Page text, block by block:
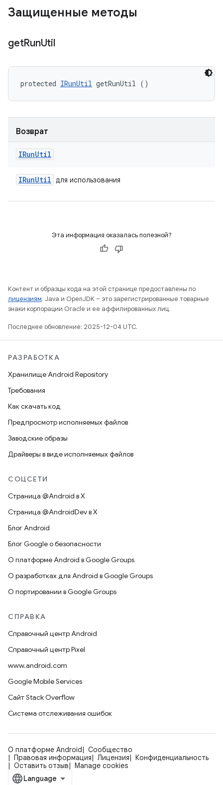
Защищенные методы
getRunUtil
protected IRunUtil getRunUtil ()
Возврат
IRunUtil
IRunUtil для использования
Эта информация оказалась полезной?
Контент и образцы кода на этой странице предоставлены по
лицензиям. Java и OpenJDK – это зарегистрированные товарные
знаки корпорации Oracle и ее аффилированных лиц.
Последнее обновление: 2025-12-04 UTC.
РАЗРАБОТКА
Хранилище Android Repository
Требования
Как скачать код
Предпросмотр исполняемых файлов
Заводские образы
Драйверы в виде исполняемых файлов
СОЦСЕТИ
Страница @Android в X
Страница @AndroidDev в X
Блог Android
Блог Google о безопасности
О платформе Android в Google Groups
О разработках для Android в Google Groups
О портировании в Google Groups
СПРАВКА
Справочный центр Android
Справочный центр Pixel
www.android.com
Google Mobile Services
Сайт Stack Overflow
Система отслеживания ошибок
О платформе Android
Сообщество
Правовая информация
Лицензия
Конфиденциальность
Оставить отзыв
Manage cookies